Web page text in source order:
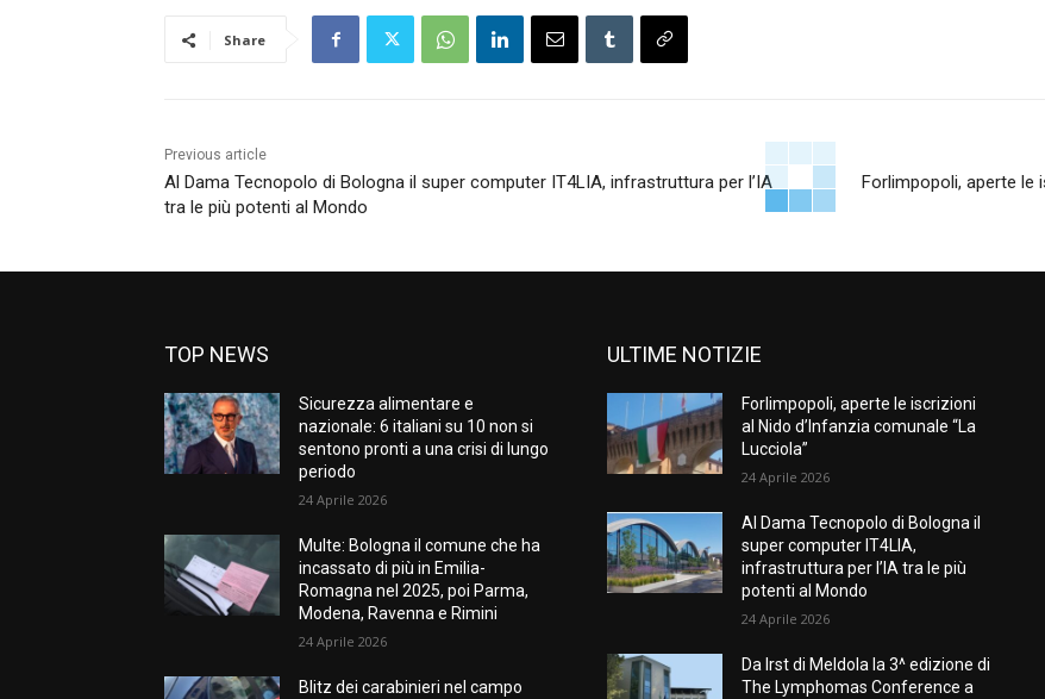
Share
Previous article
Al Dama Tecnopolo di Bologna il super computer IT4LIA, infrastruttura per l’IA
tra le più potenti al Mondo
Forlimpopoli, aperte le
TOP NEWS
Sicurezza alimentare e
nazionale: 6 italiani su 10 non si
sentono pronti a una crisi di lungo
periodo
24 Aprile 2026
Multe: Bologna il comune che ha
incassato di più in Emilia-
Romagna nel 2025, poi Parma,
Modena, Ravenna e Rimini
24 Aprile 2026
Blitz dei carabinieri nel campo
ULTIME NOTIZIE
Forlimpopoli, aperte le iscrizioni
al Nido d’Infanzia comunale “La
Lucciola”
24 Aprile 2026
Al Dama Tecnopolo di Bologna il
super computer IT4LIA,
infrastruttura per l’IA tra le più
potenti al Mondo
24 Aprile 2026
Da Irst di Meldola la 3^ edizione di
The Lymphomas Conference a